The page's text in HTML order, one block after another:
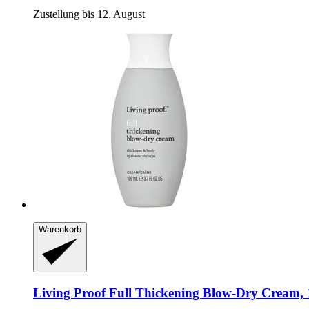
Zustellung bis 12. August
Warenkorb
Living ProofFull Thickening Blow-​Dry Cream,